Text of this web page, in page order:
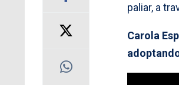
paliar, a
Carola